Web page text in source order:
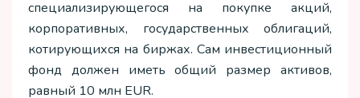
специализирующегося на покупке акций,
корпоративных, государственных облигаций,
котирующихся на биржах. Сам инвестиционный
фонд должен иметь общий размер активов,
равный 10 млн EUR.